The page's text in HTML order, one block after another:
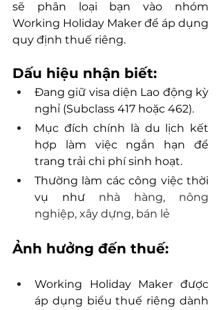
sẽ phân loại bạn vào nhóm
Working Holiday Maker để áp dụng
quy định thuế riêng.
Dấu hiệu nhận biết:
Đang giữ visa diện Lao động kỳ
nghỉ (Subclass 417 hoặc 462).
Mục đích chính là du lịch kết
hợp làm việc ngắn hạn để
trang trải chi phí sinh hoạt.
Thường làm các công việc thời
vụ như nhà hàng, nông
nghiệp, xây dựng, bán lẻ
Ảnh hưởng đến thuế:
Working Holiday Maker được
áp dụng biểu thuế riêng dành